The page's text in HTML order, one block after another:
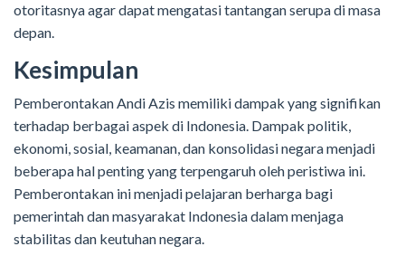
otoritasnya agar dapat mengatasi tantangan serupa di masa
depan.
Kesimpulan
Pemberontakan Andi Azis memiliki dampak yang signifikan
terhadap berbagai aspek di Indonesia. Dampak politik,
ekonomi, sosial, keamanan, dan konsolidasi negara menjadi
beberapa hal penting yang terpengaruh oleh peristiwa ini.
Pemberontakan ini menjadi pelajaran berharga bagi
pemerintah dan masyarakat Indonesia dalam menjaga
stabilitas dan keutuhan negara.